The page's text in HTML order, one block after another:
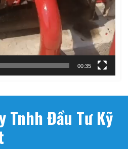
00:35
Tnhh Đầu Tư Kỹ